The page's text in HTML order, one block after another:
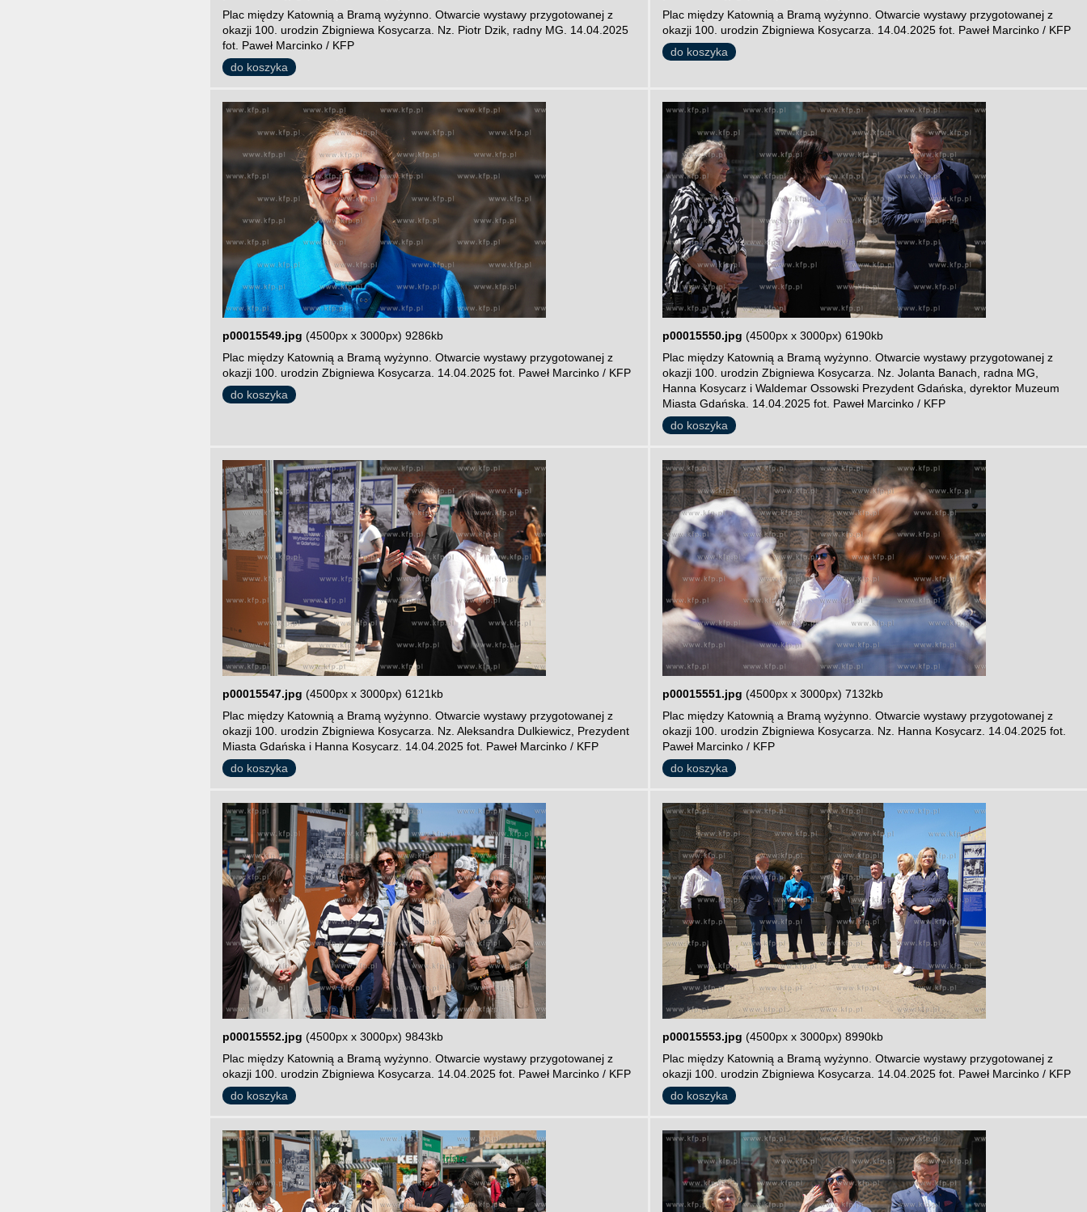
Plac między Katownią a Bramą wyżynno. Otwarcie wystawy przygotowanej z
okazji 100. urodzin Zbigniewa Kosycarza. Nz. Piotr Dzik, radny MG. 14.04.2025
fot. Paweł Marcinko / KFP
do koszyka
Plac między Katownią a Bramą wyżynno. Otwarcie wystawy przygotowanej z
okazji 100. urodzin Zbigniewa Kosycarza. 14.04.2025 fot. Paweł Marcinko / KFP
do koszyka
p00015549.jpg (4500px x 3000px) 9286kb
Plac między Katownią a Bramą wyżynno. Otwarcie wystawy przygotowanej z
okazji 100. urodzin Zbigniewa Kosycarza. 14.04.2025 fot. Paweł Marcinko / KFP
do koszyka
p00015550.jpg (4500px x 3000px) 6190kb
Plac między Katownią a Bramą wyżynno. Otwarcie wystawy przygotowanej z
okazji 100. urodzin Zbigniewa Kosycarza. Nz. Jolanta Banach, radna MG,
Hanna Kosycarz i Waldemar Ossowski Prezydent Gdańska, dyrektor Muzeum
Miasta Gdańska. 14.04.2025 fot. Paweł Marcinko / KFP
do koszyka
p00015547.jpg (4500px x 3000px) 6121kb
Plac między Katownią a Bramą wyżynno. Otwarcie wystawy przygotowanej z
okazji 100. urodzin Zbigniewa Kosycarza. Nz. Aleksandra Dulkiewicz, Prezydent
Miasta Gdańska i Hanna Kosycarz. 14.04.2025 fot. Paweł Marcinko / KFP
do koszyka
p00015551.jpg (4500px x 3000px) 7132kb
Plac między Katownią a Bramą wyżynno. Otwarcie wystawy przygotowanej z
okazji 100. urodzin Zbigniewa Kosycarza. Nz. Hanna Kosycarz. 14.04.2025 fot.
Paweł Marcinko / KFP
do koszyka
p00015552.jpg (4500px x 3000px) 9843kb
Plac między Katownią a Bramą wyżynno. Otwarcie wystawy przygotowanej z
okazji 100. urodzin Zbigniewa Kosycarza. 14.04.2025 fot. Paweł Marcinko / KFP
do koszyka
p00015553.jpg (4500px x 3000px) 8990kb
Plac między Katownią a Bramą wyżynno. Otwarcie wystawy przygotowanej z
okazji 100. urodzin Zbigniewa Kosycarza. 14.04.2025 fot. Paweł Marcinko / KFP
do koszyka